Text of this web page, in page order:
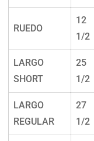
RUEDO
12
1/2
LARGO
SHORT
25
1/2
LARGO
REGULAR
27
1/2